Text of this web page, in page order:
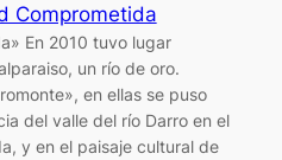
Comprometida
En 2010 tuvo lugar
un río de oro.
en ellas se puso
del valle del río Darro en el
y en el paisaje cultural de